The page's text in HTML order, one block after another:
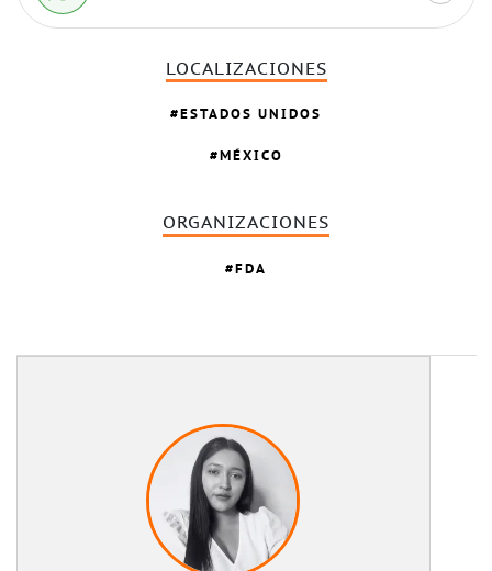
LOCALIZACIONES
ESTADOS UNIDOS
MÉXICO
ORGANIZACIONES
FDA